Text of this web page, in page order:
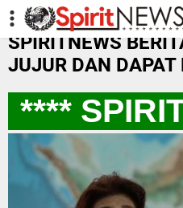
-->
SPIRITNEWS
JUJUR DAN DAPAT